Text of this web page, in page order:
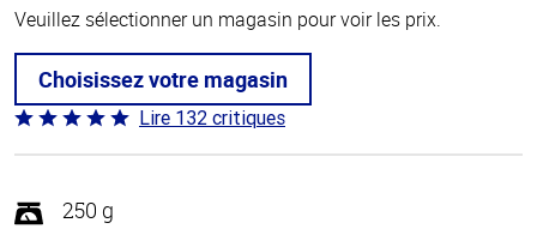
Veuillez sélectionner un magasin pour voir les prix.
Choisissez votre magasin
Coté
4.8 sur
Lire 132 critiques
250 g